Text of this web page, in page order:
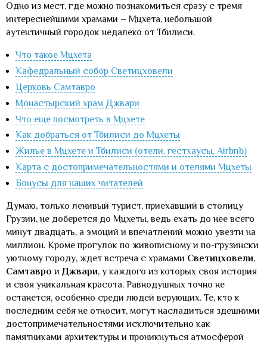
Одно из мест, где можно познакомиться сразу с тремя
интереснейшими храмами – Мцхета, небольшой
аутентичный городок недалеко от Тбилиси.
Что такое Мцхета
Кафедральный собор Светицховели
Церковь Самтавро
Монастырский храм Джвари
Что еще посмотреть в Мцхете
Как добраться от Тбилиси до Мцхеты
Жилье в Мцхете и Тбилиси (отели, гестхаусы, Airbnb)
Карта с достопримечательностями и отелями Мцхеты
Бонусы для наших читателей
Думаю, только ленивый турист, приехавший в столицу
Грузии, не доберется до Мцхеты, ведь ехать до нее всего
минут двадцать, а эмоций и впечатлений можно увезти на
миллион. Кроме прогулок по живописному и по-грузински
уютному городу, ждет встреча с храмами Светицховели,
Самтавро и Джвари, у каждого из которых своя история
и своя уникальная красота. Равнодушных точно не
останется, особенно среди людей верующих. Те, кто к
последним себя не относит, могут насладиться здешними
достопримечательностями исключительно как
памятниками архитектуры и проникнуться атмосферой